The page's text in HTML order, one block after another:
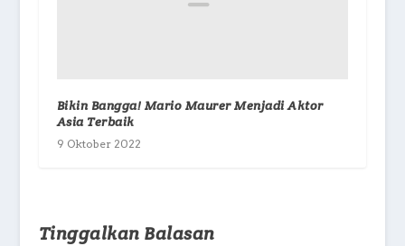
Bikin Bangga! Mario Maurer Menjadi Aktor
Asia Terbaik
9 Oktober 2022
Tinggalkan Balasan